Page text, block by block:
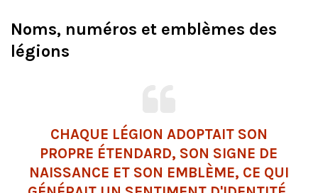
Noms, numéros et emblèmes des
légions
CHAQUE LÉGION ADOPTAIT SON
PROPRE ÉTENDARD, SON SIGNE DE
NAISSANCE ET SON EMBLÈME, CE QUI